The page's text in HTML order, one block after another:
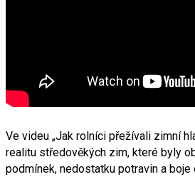
Ve videu „Jak rolníci přežívali zimní
realitu středověkých zim, které byly
podmínek, nedostatku potravin a